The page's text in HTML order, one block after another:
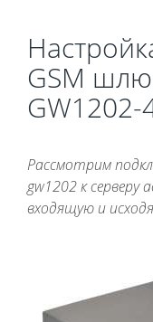
GSM
GW1202-
Рассмотрим
gw1202 к
входящую и